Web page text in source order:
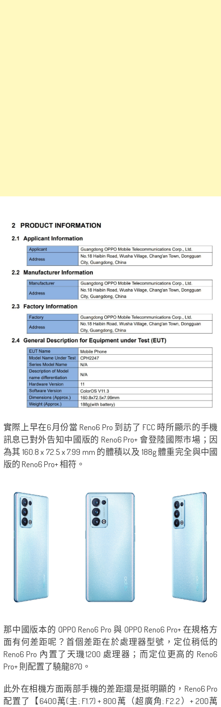
實際上早在6月份當 Reno6 Pro 到訪了 FCC 時所顯示的手機
訊息已對外告知中國版的 Reno6 Pro+ 會登陸國際市場；因
為其 160.8 x 72.5 x 7.99 mm 的體積以及 188g 體重完全與中國
版的 Reno6 Pro+ 相符。
那中國版本的 OPPO Reno6 Pro 與 OPPO Reno6 Pro+ 在規格方
面有何差距呢？首個差距在於處理器型號，定位稍低的
Reno6 Pro 內置了天璣1200 處理器；而定位更高的 Reno6
Pro+ 則配置了驍龍870。
此外在相機方面兩部手機的差距還是挺明顯的，Reno6 Pro
配置了【6400萬(主; F1.7) + 800萬（超廣角; F2.2）+ 200萬